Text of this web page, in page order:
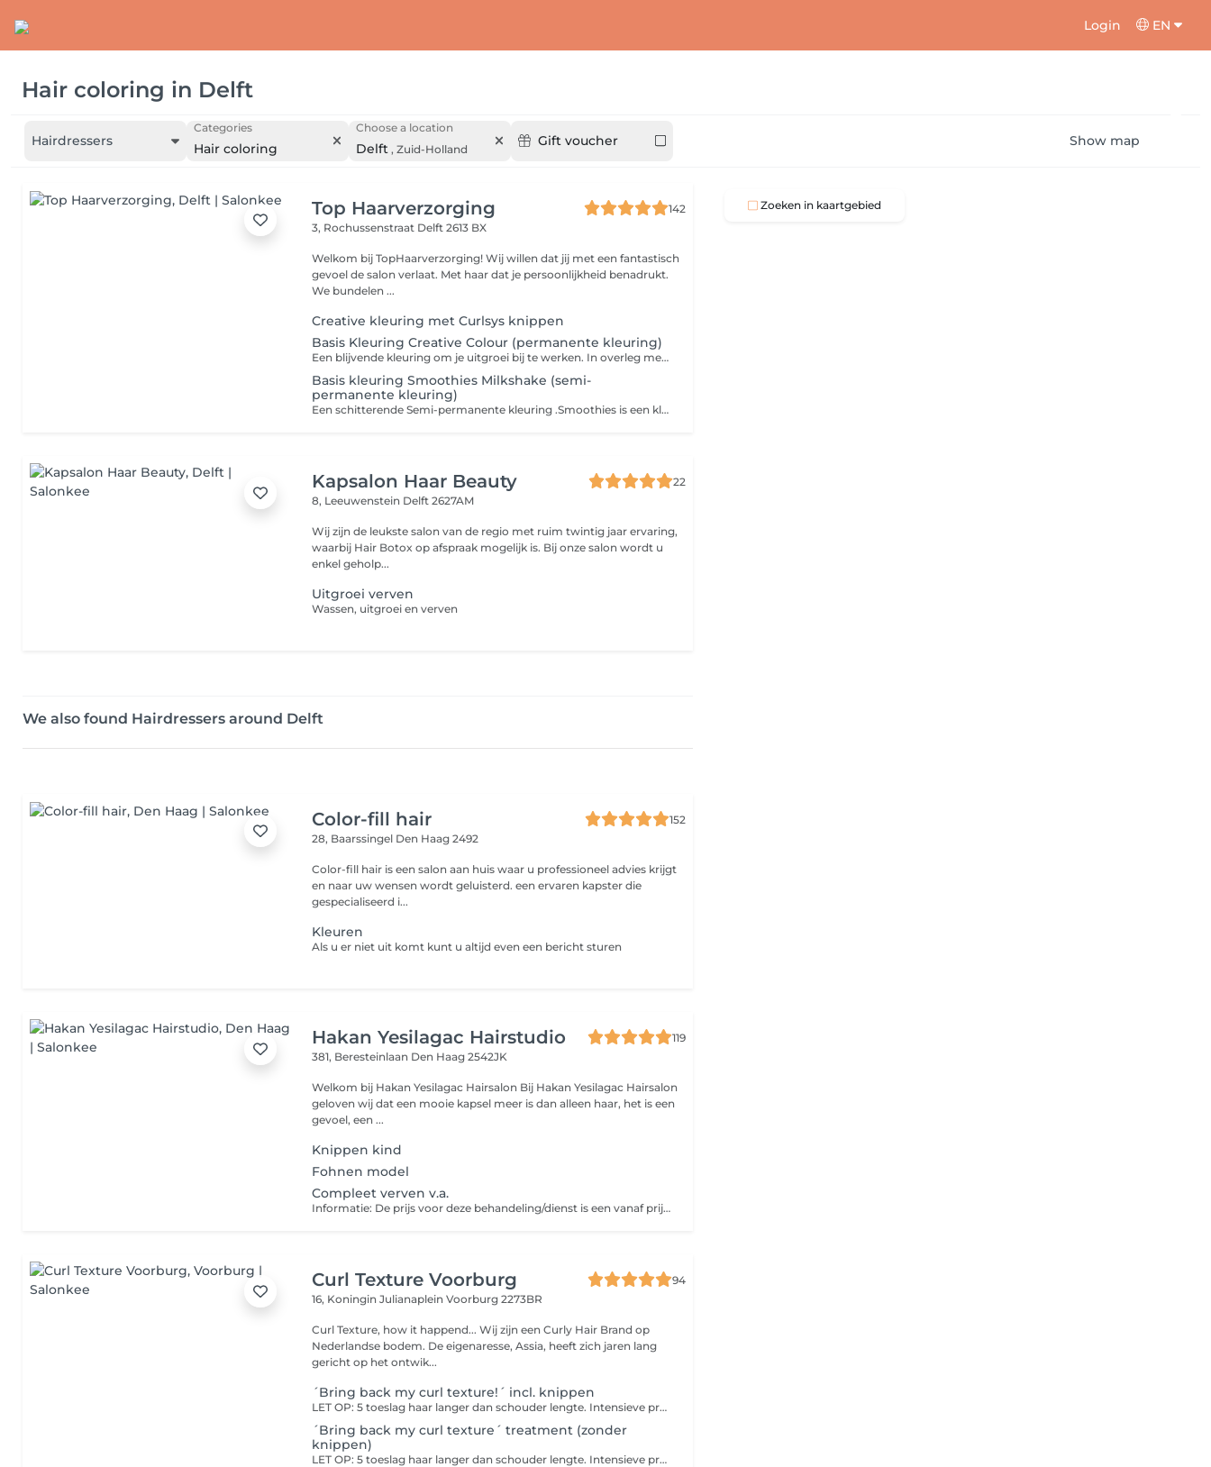
Login EN
Hair coloring in Delft
Hairdressers
Categories
Hair coloring
Choose a location
Delft , Zuid-Holland
Gift voucher Show map
Top Haarverzorging
142
3, Rochussenstraat Delft 2613 BX
Welkom bij TopHaarverzorging! Wij willen dat jij met een fantastisch
gevoel de salon verlaat. Met haar dat je persoonlijkheid benadrukt.
We bundelen ...
Creative kleuring met Curlsys knippen
Basis Kleuring Creative Colour (permanente kleuring)
Een blijvende kleuring om je uitgroei bij te werken. In overleg met jou kunnen we de lengten en punten opfrissen met een smoothies of glosscolour . Deze 2 kleuringen zijn superzacht voor je haar en zorgen ervoor dat je kleur weer één geheel is .Wij maken ons product altijd zo zuinig mogelijk klaar en we gebruiken per behandeling altijd een standaardhoeveelheid. Per 10 gram extra product berekenen wij een toeslag. Na de behandeling zorgen we dat je niet met kletsnat haar weggaat .Finish kan ook dat kan je altijd bij ons aangeven.
Basis kleuring Smoothies Milkshake (semi-
permanente kleuring)
Een schitterende Semi-permanente kleuring .Smoothies is een kleuring waarbij je enigszins een uitgroei kan krijgen hij dekt tot 70% grijs haar en laat je haar na de behandeling zachter en veerkrachtiger aanvoelen. Deze kleuring kan je haar niet lichter maken. Wij maken ons product altijd zo zuinig mogelijk klaar en we gebruiken per behandeling altijd een standaardhoeveelheid. Per 10 gram extra product berekenen wij een toeslag. Na het uitspoelen zorgen we ervoor dat je niet kletsnat naar huis gaat. Wil je een finishbehandeling , of een fijne blow-out ? Geef dit aan en dan boeken we extra tijd voor je in.
Kapsalon Haar Beauty
22
8, Leeuwenstein Delft 2627AM
Wij zijn de leukste salon van de regio met ruim twintig jaar ervaring,
waarbij Hair Botox op afspraak mogelijk is. Bij onze salon wordt u
enkel geholp...
Uitgroei verven
Wassen, uitgroei en verven
We also found Hairdressers around Delft
Color-fill hair
152
28, Baarssingel Den Haag 2492
Color-fill hair is een salon aan huis waar u professioneel advies krijgt
en naar uw wensen wordt geluisterd. een ervaren kapster die
gespecialiseerd i...
Kleuren
Als u er niet uit komt kunt u altijd even een bericht sturen
Hakan Yesilagac Hairstudio
119
381, Beresteinlaan Den Haag 2542JK
Welkom bij Hakan Yesilagac Hairsalon Bij Hakan Yesilagac Hairsalon
geloven wij dat een mooie kapsel meer is dan alleen haar, het is een
gevoel, een ...
Knippen kind
Fohnen model
Compleet verven v.a.
Informatie: De prijs voor deze behandeling/dienst is een vanaf prijs, bij het maken van een afspraak gaat u akkoord met onze salonbeleid & voorwaarden.
Curl Texture Voorburg
94
16, Koningin JulianapleinVoorburg 2273BR
Curl Texture, how it happend... Wij zijn een Curly Hair Brand op
Nederlandse bodem. De eigenaresse, Assia, heeft zich jaren lang
gericht op het ontwik...
´Bring back my curl texture!´ incl. knippen
LET OP: 5 toeslag haar langer dan schouder lengte. Intensieve proteïne en/of hydratatie herstelbehandeling + Curl Texture Cut + focus op hoofdhuid <div>Breng jouw krullen weer tot leven door onze intensieve hydratatie en/of proteïne behandeling. Voorhand vind er een consult plaats waar er gekeken word wat jouw krullen nodig hebben. Er word tijdens de behandeling gebruik gemaakt van onze nieuwe Stoom apparaat. De warme stoom opent de poriën van het hoofdhuid en de haarschubben van jouw krullen. De geconcentreerde producten zorgen voor een deep conditioning en het herstel van de krul definitie. Zijn jouw krullen beschadigd door hitte, verven of andere chemische behandelingen? Dan is deze behandeling zeker geschikt voor jouw krullen! </div>
´Bring back my curl texture´ treatment (zonder
knippen)
LET OP: 5 toeslag haar langer dan schouder lengte. Intensieve proteïne en/of hydratatie herstelbehandeling + Curl Texture Cut + focus op hoofdhuid. <div>Breng jouw krullen weer tot leven door onze intensieve hydratatie en/of proteïne behandeling. Voorhand vind er een consult plaats waar er gekeken word wat jouw krullen nodig hebben. Er word tijdens de behandeling gebruik gemaakt van onze nieuwe Stoom apparaat. De warme stoom opent de poriën van het hoofdhuid en de haarschubben van jouw krullen. De geconcentreerde producten zorgen voor een deep conditioning en het herstel van de krul definitie. Zijn jouw krullen beschadigd door hitte, verven of andere chemische behandelingen? Dan is deze behandeling zeker geschikt voor jouw krullen! </div>
Zoeken in kaartgebied